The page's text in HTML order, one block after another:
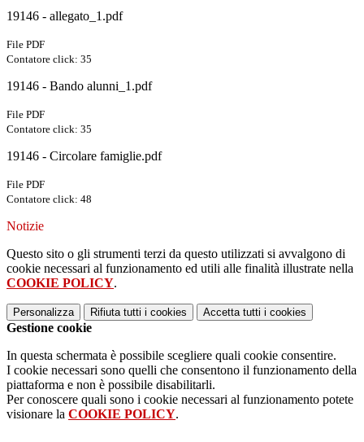
19146 - allegato_1.pdf
File PDF
Contatore click: 35
19146 - Bando alunni_1.pdf
File PDF
Contatore click: 35
19146 - Circolare famiglie.pdf
File PDF
Contatore click: 48
Notizie
Questo sito o gli strumenti terzi da questo utilizzati si avvalgono di
cookie necessari al funzionamento ed utili alle finalità illustrate nella
COOKIE POLICY.
Personalizza Rifiuta tutti i cookies Accetta tutti i cookies
Gestione cookie
In questa schermata è possibile scegliere quali cookie consentire.
I cookie necessari sono quelli che consentono il funzionamento della
piattaforma e non è possibile disabilitarli.
Per conoscere quali sono i cookie necessari al funzionamento potete
visionare la COOKIE POLICY.